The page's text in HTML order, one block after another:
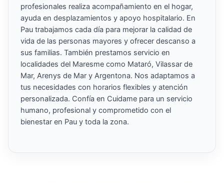
profesionales realiza acompañamiento en el hogar,
ayuda en desplazamientos y apoyo hospitalario. En
Pau trabajamos cada día para mejorar la calidad de
vida de las personas mayores y ofrecer descanso a
sus familias. También prestamos servicio en
localidades del Maresme como Mataró, Vilassar de
Mar, Arenys de Mar y Argentona. Nos adaptamos a
tus necesidades con horarios flexibles y atención
personalizada. Confía en Cuidame para un servicio
humano, profesional y comprometido con el
bienestar en Pau y toda la zona.